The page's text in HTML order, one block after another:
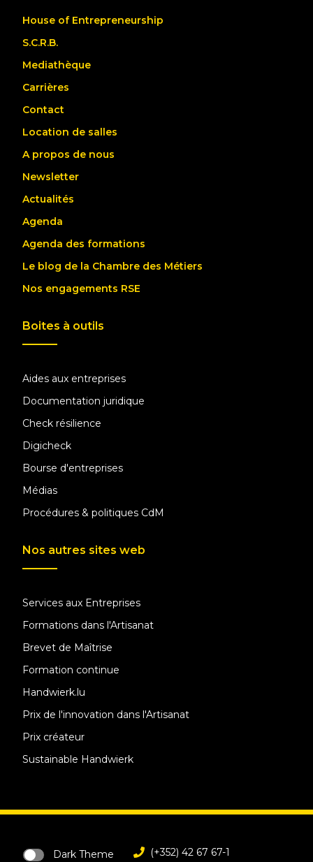
House of Entrepreneurship
S.C.R.B.
Mediathèque
Carrières
Contact
Location de salles
A propos de nous
Newsletter
Actualités
Agenda
Agenda des formations
Le blog de la Chambre des Métiers
Nos engagements RSE
Boites à outils
Aides aux entreprises
Documentation juridique
Check résilience
Digicheck
Bourse d'entreprises
Médias
Procédures & politiques CdM
Nos autres sites web
Services aux Entreprises
Formations dans l'Artisanat
Brevet de Maîtrise
Formation continue
Handwierk.lu
Prix de l'innovation dans l'Artisanat
Prix créateur
Sustainable Handwierk
Dark Theme (+352) 42 67 67-1